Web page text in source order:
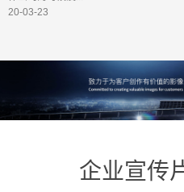
20-03-23
企业宣传